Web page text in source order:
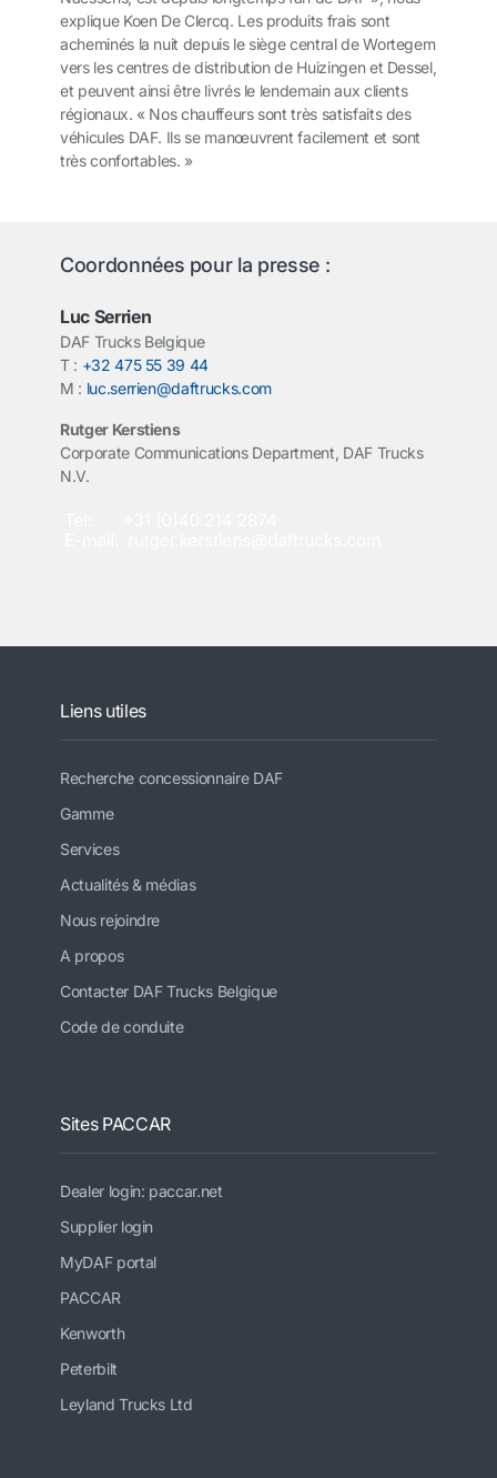
explique Koen De Clercq. Les produits frais sont
acheminés la nuit depuis le siège central de Wortegem
vers les centres de distribution de Huizingen et Dessel,
et peuvent ainsi être livrés le lendemain aux clients
régionaux. « Nos chauffeurs sont très satisfaits des
véhicules DAF. Ils se manœuvrent facilement et sont
très confortables. »
Coordonnées pour la presse :
Luc Serrien
DAF Trucks Belgique
T : +32 475 55 39 44
M : luc.serrien@daftrucks.com
Rutger Kerstiens
Corporate Communications Department, DAF Trucks
N.V.
Liens utiles
Recherche concessionnaire DAF
Gamme
Services
Actualités & médias
Nous rejoindre
A propos
Contacter DAF Trucks Belgique
Code de conduite
Sites PACCAR
Dealer login: paccar.net
Supplier login
MyDAF portal
PACCAR
Kenworth
Peterbilt
Leyland Trucks Ltd